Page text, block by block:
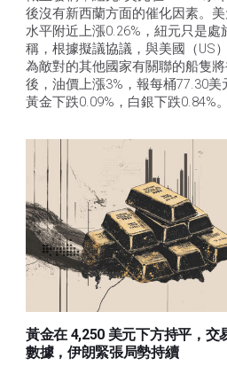
後沒有新西蘭方面的催化因素。
水平附近上漲0.26%，紐元只是
稱，根據擬議協議，與美國（US
為敵對的其他國家有關聯的船隻
後，油價上漲3%，報每桶77.30美
黃金下跌0.09%，白銀下跌0.84%。
黃金在 4,250 美元下方持平，交
數據，伊朗緊張局勢持續